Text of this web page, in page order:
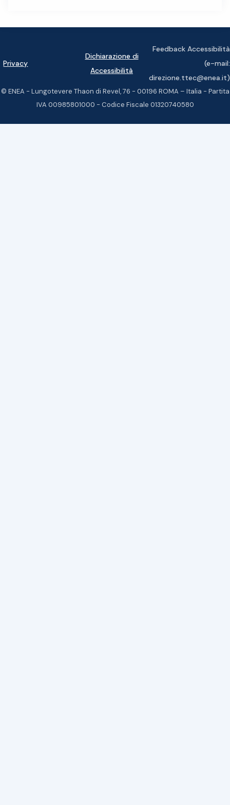
Privacy
Dichiarazione di
Accessibilità
Feedback Accessibilità
(e-mail:
direzione.ttec@enea.it)
© ENEA - Lungotevere Thaon di Revel, 76 - 00196 ROMA – Italia - Partita
IVA 00985801000 - Codice Fiscale 01320740580